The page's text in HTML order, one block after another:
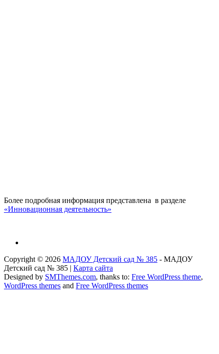
Более подробная информация представлена в разделе
«Инновационная деятельность»
Copyright © 2026 МАДОУ Детский сад № 385 - МАДОУ
Детский сад № 385 | Карта сайта
Designed by SMThemes.com, thanks to: Free WordPress theme,
WordPress themes and Free WordPress themes